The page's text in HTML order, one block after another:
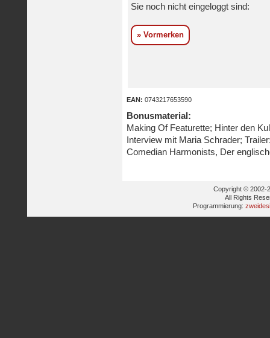
Sie noch nicht eingeloggt sind:
» Vormerken
EAN: 0743217653590
Bonusmaterial:
Making Of Featurette; Hinter den
Interview mit Maria Schrader;
Comedian Harmonists, Der
Copyright © 2002-
All Rights
Programmierung: